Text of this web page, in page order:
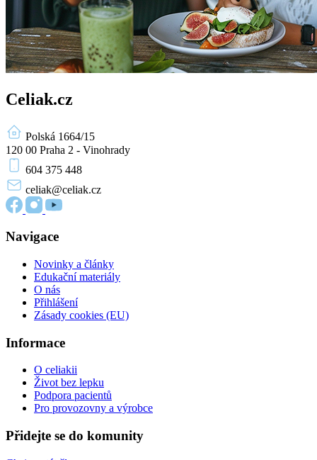
Celiak.cz
Polská 1664/15
120 00 Praha 2 - Vinohrady
604 375 448
celiak@celiak.cz
Navigace
Novinky a články
Edukační materiály
O nás
Přihlášení
Zásady cookies (EU)
Informace
O celiakii
Život bez lepku
Podpora pacientů
Pro provozovny a výrobce
Přidejte se do komunity